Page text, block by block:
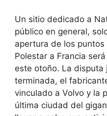
Un sitio dedicado a
público en general,
apertura de los
Polestar a Francia
este otoño. La disputa
terminada, el
vinculado a Volvo y la
última ciudad del